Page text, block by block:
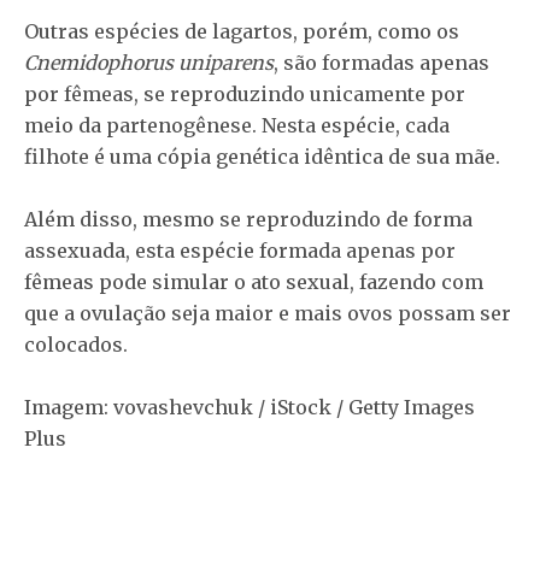
Outras espécies de lagartos, porém, como os
Cnemidophorus uniparens, são formadas apenas
por fêmeas, se reproduzindo unicamente por
meio da partenogênese. Nesta espécie, cada
filhote é uma cópia genética idêntica de sua mãe.
Além disso, mesmo se reproduzindo de forma
assexuada, esta espécie formada apenas por
fêmeas pode simular o ato sexual, fazendo com
que a ovulação seja maior e mais ovos possam ser
colocados.
Imagem: vovashevchuk / iStock / Getty Images
Plus